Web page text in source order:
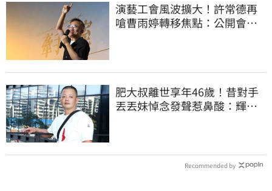
演藝工會風波擴大！許常德再
嗆曹雨婷轉移焦點：公開會費
肥大叔離世享年46歲！昔對手
丟丟妹悼念發聲惹鼻酸：輝哥
Recommended by